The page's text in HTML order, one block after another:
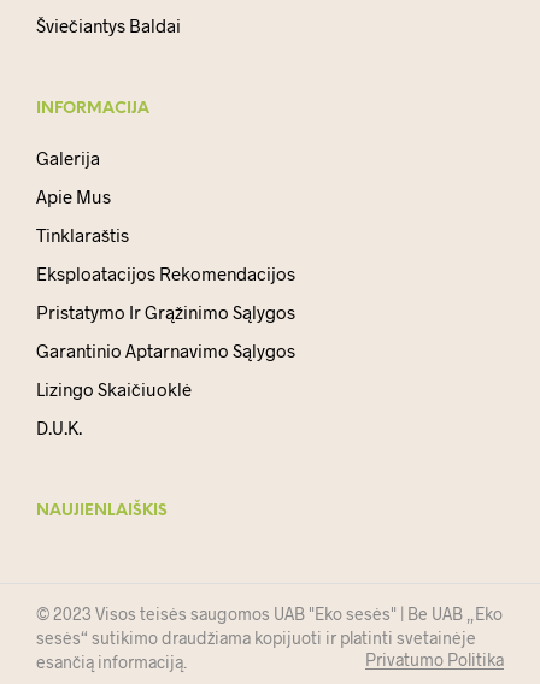
Šviečiantys Baldai
INFORMACIJA
Galerija
Apie Mus
Tinklaraštis
Eksploatacijos Rekomendacijos
Pristatymo Ir Grąžinimo Sąlygos
Garantinio Aptarnavimo Sąlygos
Lizingo Skaičiuoklė
D.U.K.
NAUJIENLAIŠKIS
© 2023 Visos teisės saugomos UAB "Eko sesės" | Be UAB „Eko
sesės“ sutikimo draudžiama kopijuoti ir platinti svetainėje
esančią informaciją.
Privatumo Politika